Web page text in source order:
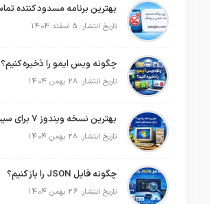
تاریخ انتشار: 5 اسفند 1404
چگونه ویس ایمو را ذخیره کنیم؟
تاریخ انتشار: 28 بهمن 1404
تاریخ انتشار: 28 بهمن 1404
چگونه فایل JSON را باز کنیم؟
تاریخ انتشار: 26 بهمن 1404